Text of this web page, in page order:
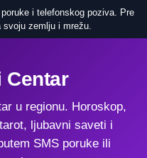
i telefonskog poziva. Pre
svoju zemlju i mrežu.
Centar
u regionu. Horoskop,
ljubavni saveti i
SMS poruke ili